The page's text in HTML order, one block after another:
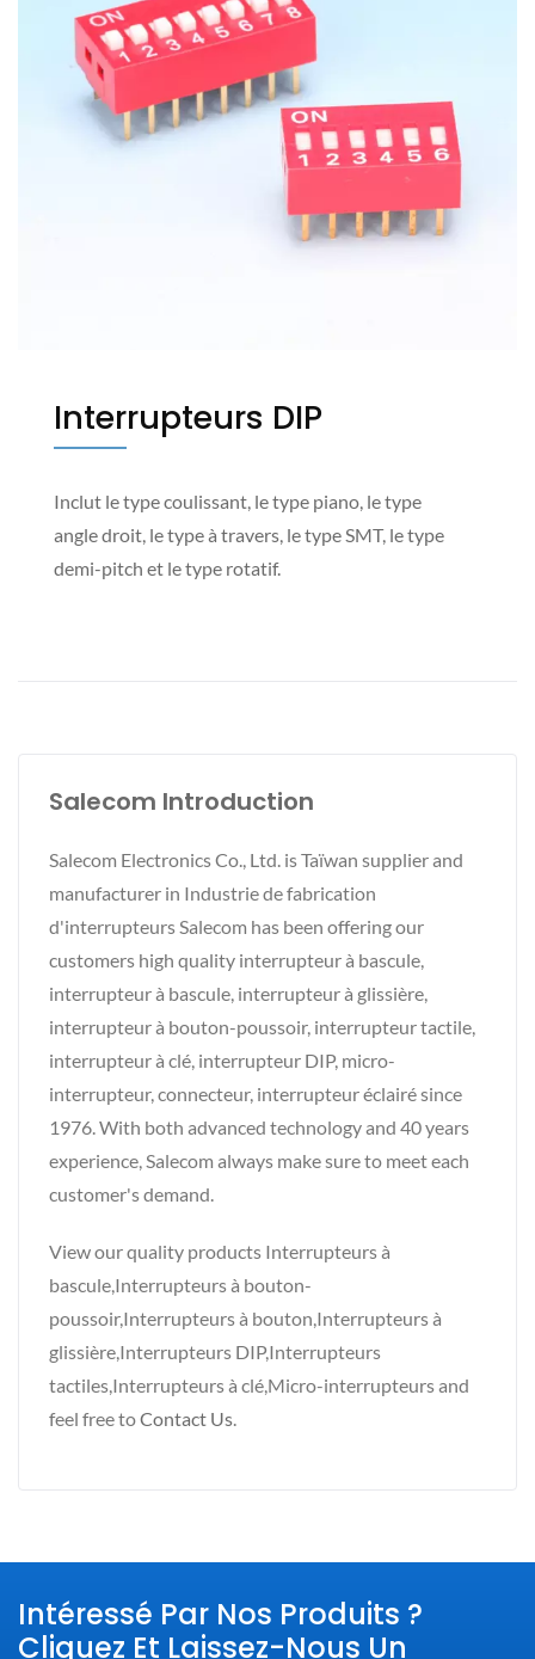
Interrupteurs DIP
Inclut le type coulissant, le type piano, le type
angle droit, le type à travers, le type SMT, le type
demi-pitch et le type rotatif.
Salecom Introduction
Salecom Electronics Co., Ltd. is Taïwan supplier and
manufacturer in Industrie de fabrication
d'interrupteurs Salecom has been offering our
customers high quality interrupteur à bascule,
interrupteur à bascule, interrupteur à glissière,
interrupteur à bouton-poussoir, interrupteur tactile,
interrupteur à clé, interrupteur DIP, micro-
interrupteur, connecteur, interrupteur éclairé since
1976. With both advanced technology and 40 years
experience, Salecom always make sure to meet each
customer's demand.
View our quality products Interrupteurs à
bascule,Interrupteurs à bouton-
poussoir,Interrupteurs à bouton,Interrupteurs à
glissière,Interrupteurs DIP,Interrupteurs
tactiles,Interrupteurs à clé,Micro-interrupteurs and
feel free toContact Us.
Intéressé Par Nos Produits ?
Cliquez Et Laissez-Nous Un